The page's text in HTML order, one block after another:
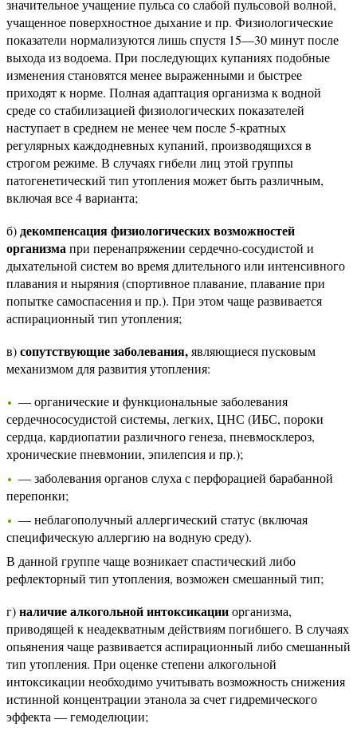
значительное учащение пульса со слабой пульсовой волной,
учащенное поверхностное дыхание и пр. Физиологические
показатели нормализуются лишь спустя 15—30 минут после
выхода из водоема. При последующих купаниях подобные
изменения становятся менее выраженными и быстрее
приходят к норме. Полная адаптация организма к водной
среде со стабилизацией физиологических показателей
наступает в среднем не менее чем после 5-кратных
регулярных каждодневных купаний, производящихся в
строгом режиме. В случаях гибели лиц этой группы
патогенетический тип утопления может быть различным,
включая все 4 варианта;
б)декомпенсация физиологических возможностей
организмапри перенапряжении сердечно-сосудистой и
дыхательной систем во время длительного или интенсивного
плавания и ныряния (спортивное плавание, плавание при
попытке самоспасения и пр.). При этом чаще развивается
аспирационный тип утопления;
в)сопутствующие заболевания,являющиеся пусковым
механизмом для развития утопления:
— органические и функциональные заболевания
сердечнососудистой системы, легких, ЦНС (ИБС, пороки
сердца, кардиопатии различного генеза, пневмосклероз,
хронические пневмонии, эпилепсия и пр.);
— заболевания органов слуха с перфорацией барабанной
перепонки;
— неблагополучный аллергический статус (включая
специфическую аллергию на водную среду).
В данной группе чаще возникает спастический либо
рефлекторный тип утопления, возможен смешанный тип;
г)наличие алкогольной интоксикацииорганизма,
приводящей к неадекватным действиям погибшего. В случаях
опьянения чаще развивается аспирационный либо смешанный
тип утопления. При оценке степени алкогольной
интоксикации необходимо учитывать возможность снижения
истинной концентрации этанола за счет гидремического
эффекта — гемоделюции;